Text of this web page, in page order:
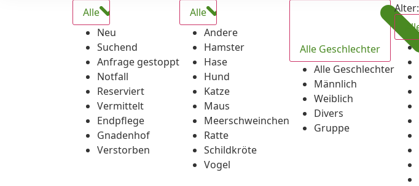
Alle
Neu
Suchend
Anfrage gestoppt
Notfall
Reserviert
Vermittelt
Endpflege
Gnadenhof
Verstorben
Alle
Andere
Hamster
Hase
Hund
Katze
Maus
Meerschweinchen
Ratte
Schildkröte
Vogel
Alle Geschlechter
Alle Geschlechter
Männlich
Weiblich
Divers
Gruppe
Alter: